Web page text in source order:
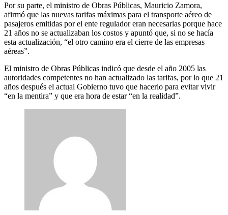
Por su parte, el ministro de Obras Públicas, Mauricio Zamora,
afirmó que las nuevas tarifas máximas para el transporte aéreo de
pasajeros emitidas por el ente regulador eran necesarias porque hace
21 años no se actualizaban los costos y apuntó que, si no se hacía
esta actualización, “el otro camino era el cierre de las empresas
aéreas”.
El ministro de Obras Públicas indicó que desde el año 2005 las
autoridades competentes no han actualizado las tarifas, por lo que 21
años después el actual Gobierno tuvo que hacerlo para evitar vivir
“en la mentira” y que era hora de estar “en la realidad”.